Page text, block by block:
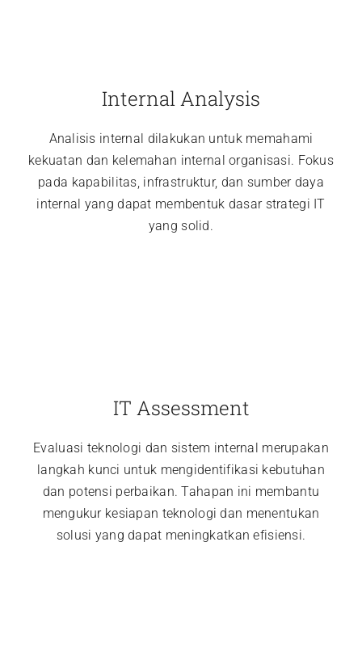
Internal Analysis
Analisis internal dilakukan untuk memahami
kekuatan dan kelemahan internal organisasi. Fokus
pada kapabilitas, infrastruktur, dan sumber daya
internal yang dapat membentuk dasar strategi IT
yang solid.
IT Assessment
Evaluasi teknologi dan sistem internal merupakan
langkah kunci untuk mengidentifikasi kebutuhan
dan potensi perbaikan. Tahapan ini membantu
mengukur kesiapan teknologi dan menentukan
solusi yang dapat meningkatkan efisiensi.